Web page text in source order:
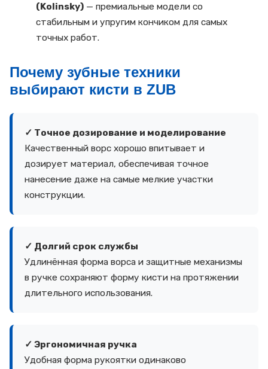
(Kolinsky) — премиальные модели со
стабильным и упругим кончиком для самых
точных работ.
Почему зубные техники
выбирают кисти в ZUB
✓ Точное дозирование и моделирование
Качественный ворс хорошо впитывает и
дозирует материал, обеспечивая точное
нанесение даже на самые мелкие участки
конструкции.
✓ Долгий срок службы
Удлинённая форма ворса и защитные механизмы
в ручке сохраняют форму кисти на протяжении
длительного использования.
✓ Эргономичная ручка
Удобная форма рукоятки одинаково